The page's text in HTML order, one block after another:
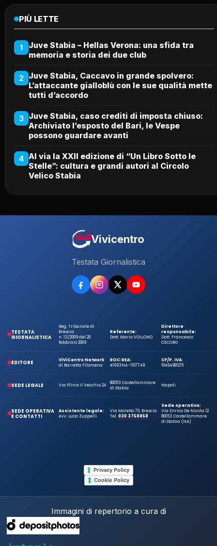
PIÙ LETTE
1
Juve Stabia – Hellas Verona: una sfida tra
memoria e storia dei due club
2 Juve Stabia, Caccavo in grande spolvero:
L’attaccante gialloblù con le sue qualità mette
tutti d’accordo
3 Juve Stabia, caso crediti di imposta chiuso:
Archiviato l’esposto del Bari, le Vespe
possono guardare avanti
4 Al via la XXII edizione di “Un Libro Sotto le
Stelle”: cultura e grandi autori al Circolo
Velico Stabia
Vivicentro
Testata Giornalistica
TESTATA
GIORNALISTICA
Reg. Tribunale di
Brescia
n. 13/2009 del 20
febbraio 2009
Referente:
Dott. Mario VOLLONO
Direttore
responsabile:
Dott. Francesco
CECORO
EDITORE
ViViCentro Network
di Barretta Filomena
ROC:
41663
REA:
NA-1107749
CF/P. IVA:
10464981215
SEDE LEGALE Via Plinio Il Vecchio 24
80053 Castellammare
di Stabia
Napoli
SEDE OPERATIVA
E CONTATTI
Assistente legale:
Avv. Luca Zuppelli
Via Moretto 70, Brescia
Tel.030 3758858
Sede operativa:
Via Enrico De Nicola 12
80053 Castellammare
di Stabia (NA)
Privacy Policy
Cookie Policy
Immagini di repertorio a cura di